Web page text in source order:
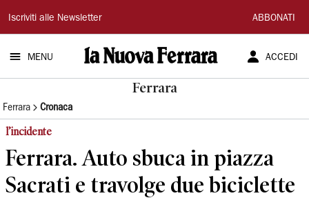
La
Nuova
Ferrara
Iscriviti alle Newsletter ABBONATI
MENU ACCEDI
Ferrara
Ferrara Cronaca
l’incidente
Ferrara. Auto sbuca in piazza
Sacrati e travolge due biciclette